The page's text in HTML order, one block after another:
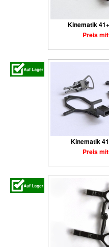
Kinematik
Preis
Kinematik
Preis